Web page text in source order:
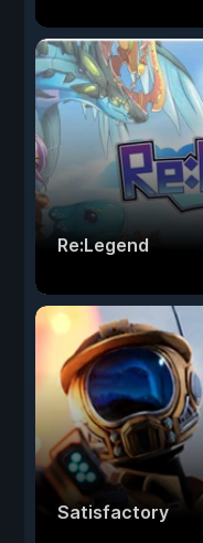
Re:Legend
Satisfactory